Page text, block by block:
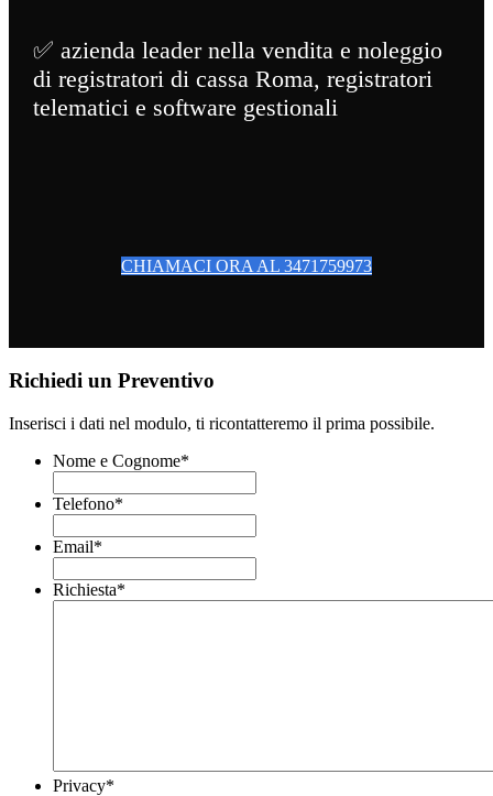
✅ azienda leader nella vendita e noleggio
di registratori di cassa Roma, registratori
telematici e software gestionali
CHIAMACI ORA AL 3471759973
Richiedi un Preventivo
Inserisci i dati nel modulo, ti ricontatteremo il prima possibile.
Nome e Cognome*
Telefono*
Email*
Richiesta*
Privacy*